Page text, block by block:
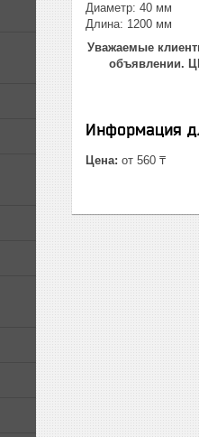
Диаметр: 40 мм
Длина: 1200 мм
Уважаемые
объявлении.
Информация
Цена: от 560 ₸